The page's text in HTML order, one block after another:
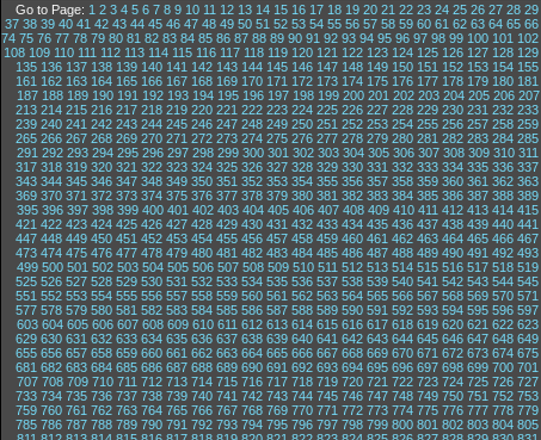
Go to Page: 1 2 3 4 5 6 7 8 9 10 11 12 13 14 15 16 17 18 19 20 21 22 23 24 25 26 27 28 29
37 38 39 40 41 42 43 44 45 46 47 48 49 50 51 52 53 54 55 56 57 58 59 60 61 62 63 64 65 66
74 75 76 77 78 79 80 81 82 83 84 85 86 87 88 89 90 91 92 93 94 95 96 97 98 99 100 101 102
108 109 110 111 112 113 114 115 116 117 118 119 120 121 122 123 124 125 126 127 128 129
135 136 137 138 139 140 141 142 143 144 145 146 147 148 149 150 151 152 153 154 155
161 162 163 164 165 166 167 168 169 170 171 172 173 174 175 176 177 178 179 180 181
187 188 189 190 191 192 193 194 195 196 197 198 199 200 201 202 203 204 205 206 207
213 214 215 216 217 218 219 220 221 222 223 224 225 226 227 228 229 230 231 232 233
239 240 241 242 243 244 245 246 247 248 249 250 251 252 253 254 255 256 257 258 259
265 266 267 268 269 270 271 272 273 274 275 276 277 278 279 280 281 282 283 284 285
291 292 293 294 295 296 297 298 299 300 301 302 303 304 305 306 307 308 309 310 311
317 318 319 320 321 322 323 324 325 326 327 328 329 330 331 332 333 334 335 336 337
343 344 345 346 347 348 349 350 351 352 353 354 355 356 357 358 359 360 361 362 363
369 370 371 372 373 374 375 376 377 378 379 380 381 382 383 384 385 386 387 388 389
395 396 397 398 399 400 401 402 403 404 405 406 407 408 409 410 411 412 413 414 415
421 422 423 424 425 426 427 428 429 430 431 432 433 434 435 436 437 438 439 440 441
447 448 449 450 451 452 453 454 455 456 457 458 459 460 461 462 463 464 465 466 467
473 474 475 476 477 478 479 480 481 482 483 484 485 486 487 488 489 490 491 492 493
499 500 501 502 503 504 505 506 507 508 509 510 511 512 513 514 515 516 517 518 519
525 526 527 528 529 530 531 532 533 534 535 536 537 538 539 540 541 542 543 544 545
551 552 553 554 555 556 557 558 559 560 561 562 563 564 565 566 567 568 569 570 571
577 578 579 580 581 582 583 584 585 586 587 588 589 590 591 592 593 594 595 596 597
603 604 605 606 607 608 609 610 611 612 613 614 615 616 617 618 619 620 621 622 623
629 630 631 632 633 634 635 636 637 638 639 640 641 642 643 644 645 646 647 648 649
655 656 657 658 659 660 661 662 663 664 665 666 667 668 669 670 671 672 673 674 675
681 682 683 684 685 686 687 688 689 690 691 692 693 694 695 696 697 698 699 700 701
707 708 709 710 711 712 713 714 715 716 717 718 719 720 721 722 723 724 725 726 727
733 734 735 736 737 738 739 740 741 742 743 744 745 746 747 748 749 750 751 752 753
759 760 761 762 763 764 765 766 767 768 769 770 771 772 773 774 775 776 777 778 779
785 786 787 788 789 790 791 792 793 794 795 796 797 798 799 800 801 802 803 804 805